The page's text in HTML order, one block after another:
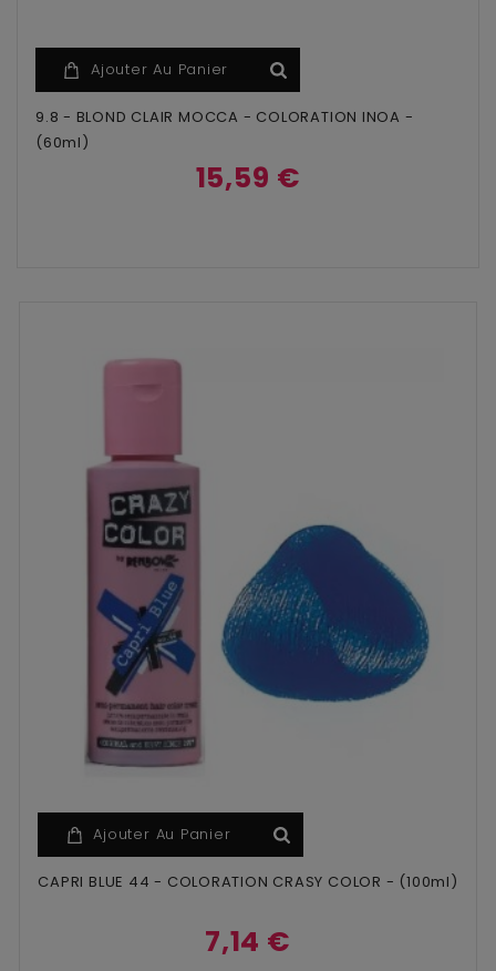
Ajouter Au Panier
9.8 - BLOND CLAIR MOCCA - COLORATION INOA -
(60ml)
15,59 €
Ajouter Au Panier
CAPRI BLUE 44 - COLORATION CRASY COLOR - (100ml)
7,14 €